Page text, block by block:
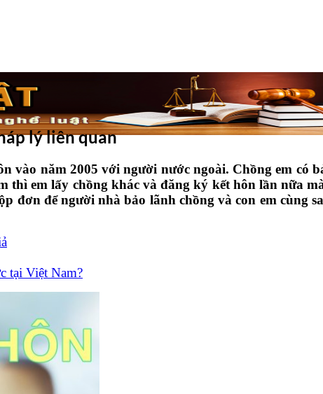
lý liên quan
vào năm 2005 với người nước ngoài. Chồng em có
thì em lấy chồng khác và đăng ký kết hôn lần nữa
đơn để người nhà bảo lãnh chồng và con em cùng
tại Việt Nam?